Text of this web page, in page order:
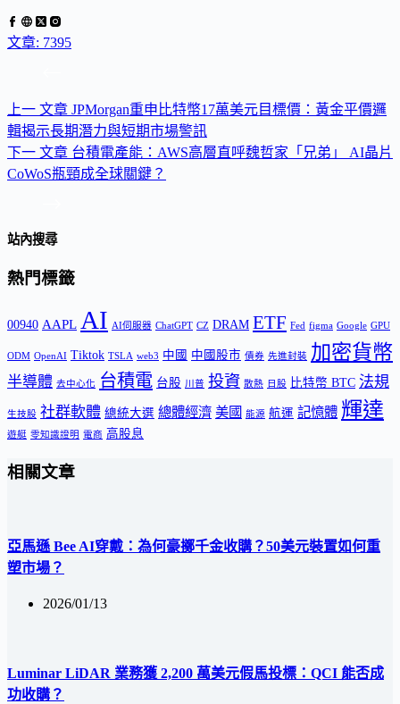
文章: 7395
上一 文章 JPMorgan重申比特幣17萬美元目標價：黃金平價邏
輯揭示長期潛力與短期市場警訊
下一 文章 台積電產能：AWS高層直呼魏哲家「兄弟」 AI晶片
CoWoS瓶頸成全球關鍵？
站內搜尋
熱門標籤
00940 AAPL AI AI伺服器 ChatGPT CZ DRAM ETF Fed figma Google GPU
ODM OpenAI Tiktok TSLA web3 中國 中國股市 債券 先進封裝 加密貨幣
半導體 去中心化 台積電 台股 川普 投資 散熱 日股 比特幣 BTC 法規
生技股 社群軟體 總統大選 總體經濟 美國 能源 航運 記憶體 輝達
遊艇 零知識證明 電商 高股息
相關文章
亞馬遜 Bee AI穿戴：為何豪擲千金收購？50美元裝置如何重
塑市場？
2026/01/13
Luminar LiDAR 業務獲 2,200 萬美元假馬投標：QCI 能否成
功收購？